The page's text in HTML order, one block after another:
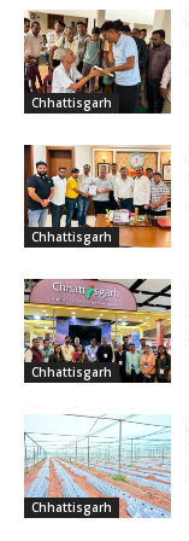
Chhattisgarh
Chhattisgarh
Chhattisgarh
Chhattisgarh